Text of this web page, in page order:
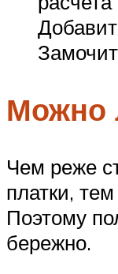
Можно
Чем реже
платки,
Поэтому
бережно.